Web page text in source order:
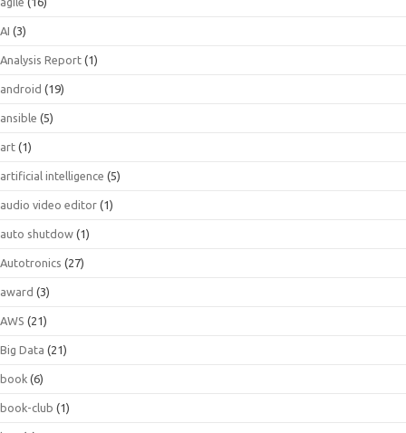
AI (3)
Analysis Report (1)
android (19)
ansible (5)
art (1)
artificial intelligence (5)
audio video editor (1)
auto shutdow (1)
Autotronics (27)
award (3)
AWS (21)
Big Data (21)
book (6)
book-club (1)